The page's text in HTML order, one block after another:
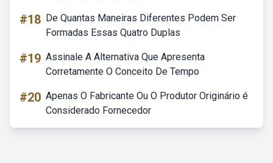
#18 De Quantas Maneiras Diferentes Podem Ser
Formadas Essas Quatro Duplas
#19 Assinale A Alternativa Que Apresenta
Corretamente O Conceito De Tempo
#20 Apenas O Fabricante Ou O Produtor Originário é
Considerado Fornecedor